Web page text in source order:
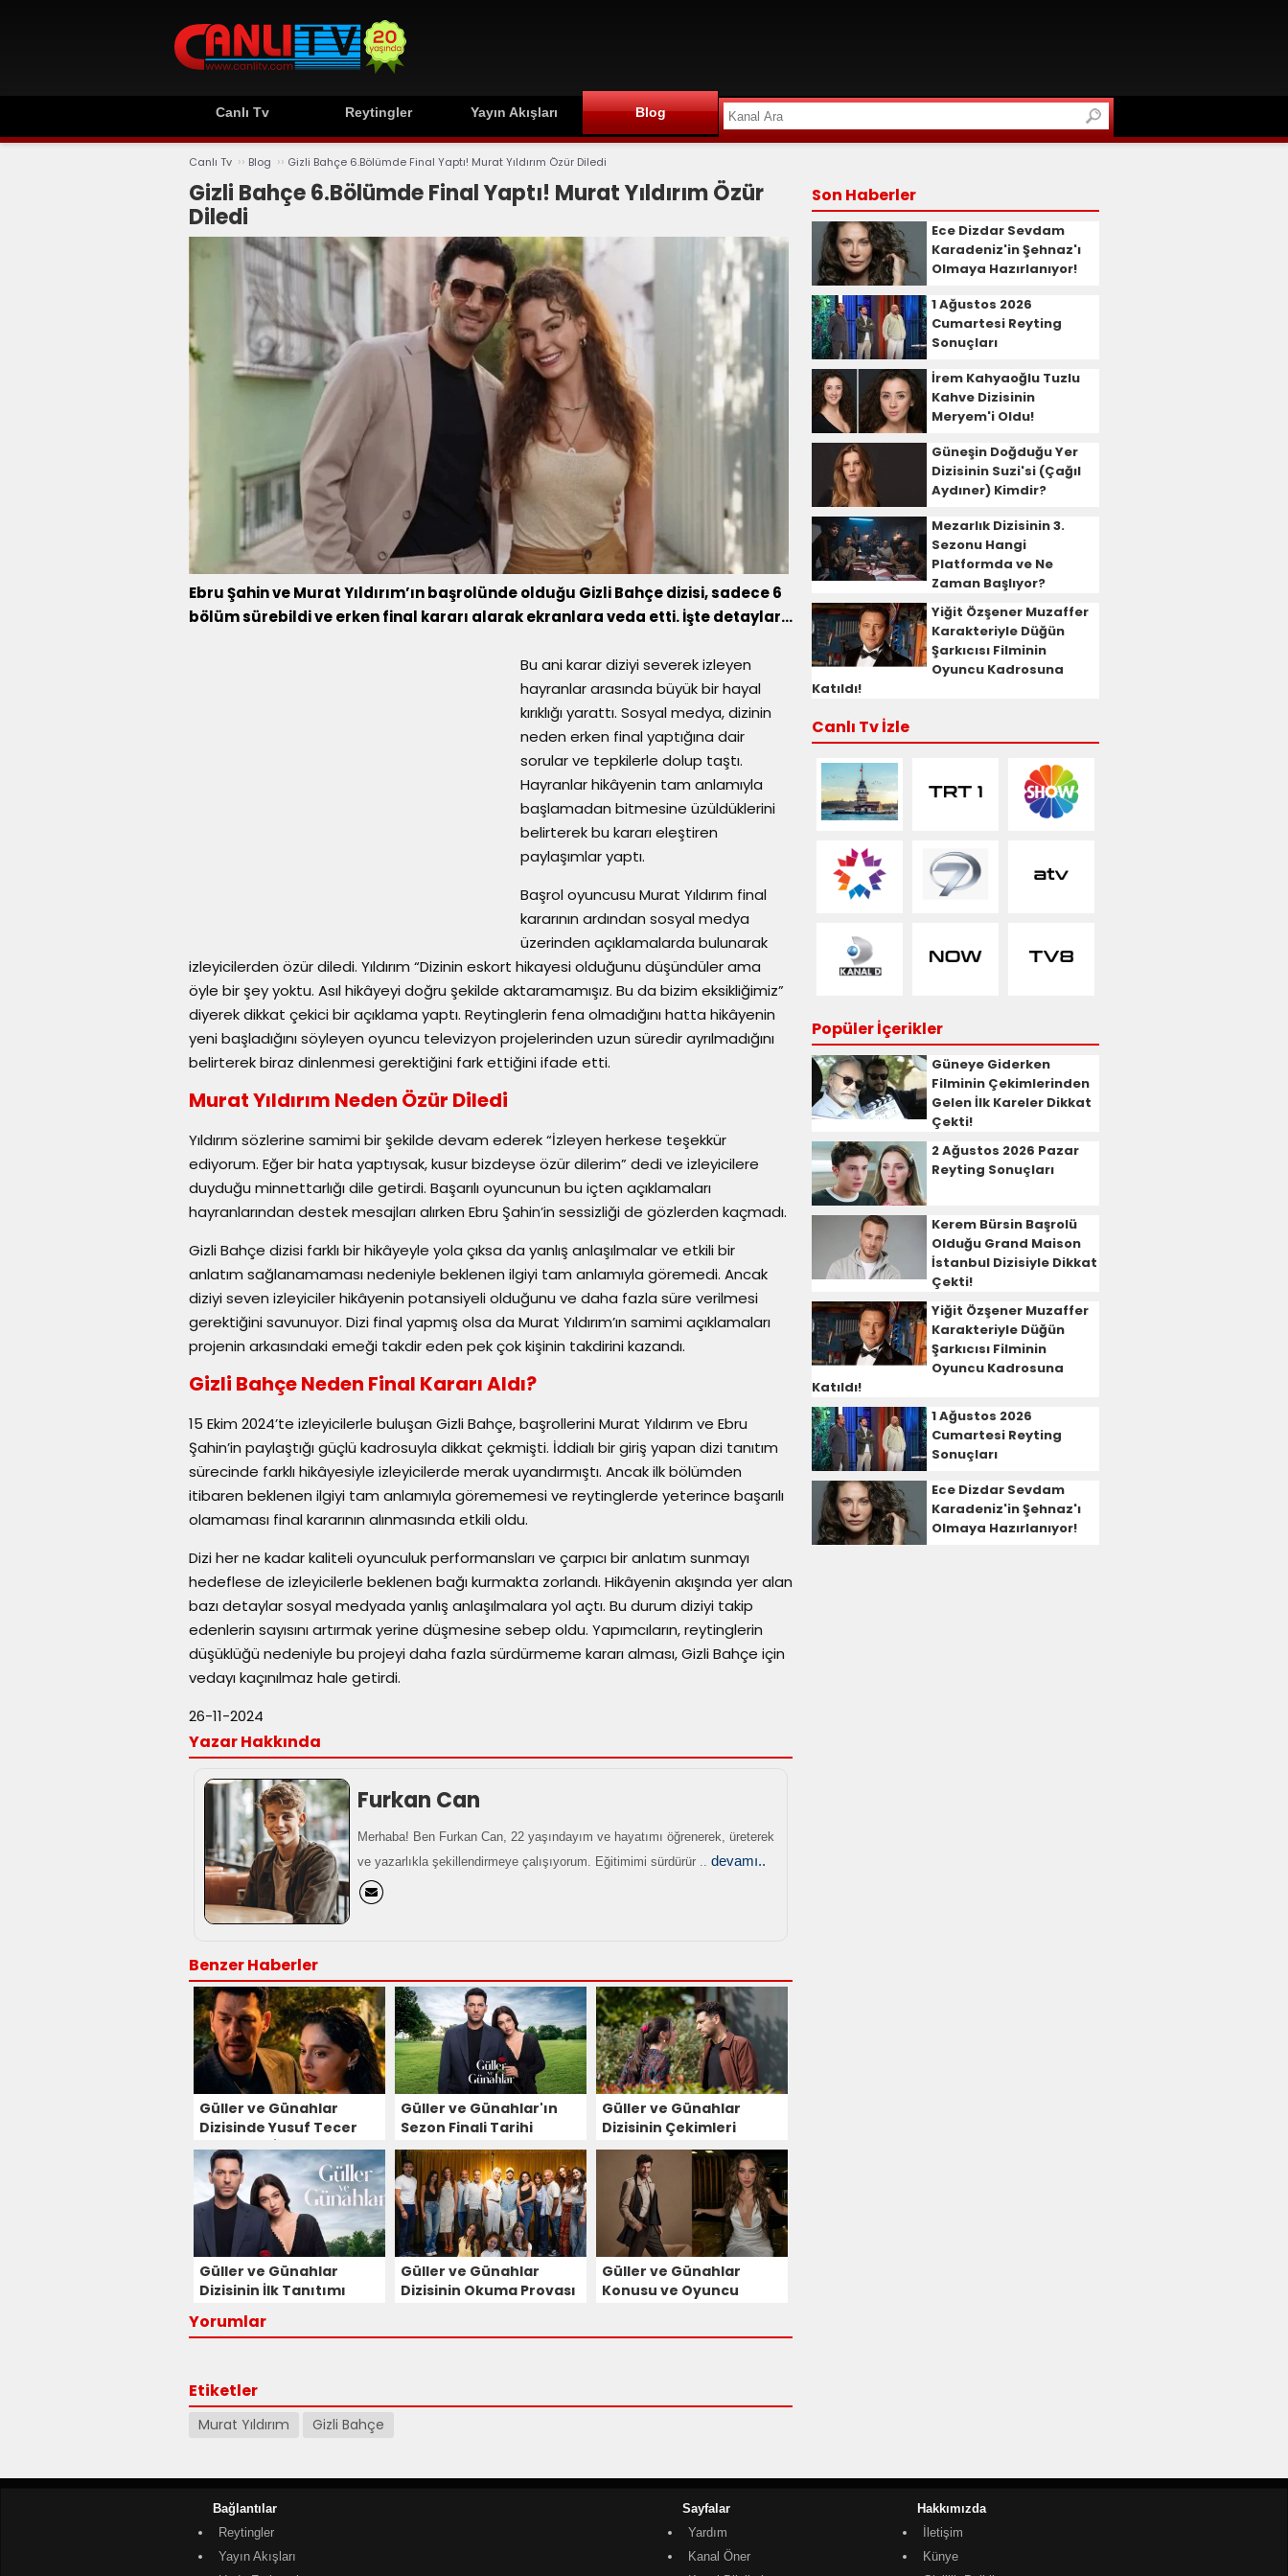
Canlı Tv Reytingler Yayın Akışları Blog
Canlı Tv ›› Blog ›› Gizli Bahçe 6.Bölümde Final Yaptı! Murat Yıldırım Özür Diledi
Gizli Bahçe 6.Bölümde Final Yaptı! Murat Yıldırım Özür
Diledi
Ebru Şahin ve Murat Yıldırım’ın başrolünde olduğu Gizli Bahçe dizisi, sadece 6
bölüm sürebildi ve erken final kararı alarak ekranlara veda etti. İşte detaylar...
Bu ani karar diziyi severek izleyen
hayranlar arasında büyük bir hayal
kırıklığı yarattı. Sosyal medya, dizinin
neden erken final yaptığına dair
sorular ve tepkilerle dolup taştı.
Hayranlar hikâyenin tam anlamıyla
başlamadan bitmesine üzüldüklerini
belirterek bu kararı eleştiren
paylaşımlar yaptı.
Başrol oyuncusu Murat Yıldırım final
kararının ardından sosyal medya
üzerinden açıklamalarda bulunarak
izleyicilerden özür diledi. Yıldırım “Dizinin eskort hikayesi olduğunu düşündüler ama
öyle bir şey yoktu. Asıl hikâyeyi doğru şekilde aktaramamışız. Bu da bizim eksikliğimiz”
diyerek dikkat çekici bir açıklama yaptı. Reytinglerin fena olmadığını hatta hikâyenin
yeni başladığını söyleyen oyuncu televizyon projelerinden uzun süredir ayrılmadığını
belirterek biraz dinlenmesi gerektiğini fark ettiğini ifade etti.
Murat Yıldırım Neden Özür Diledi
Yıldırım sözlerine samimi bir şekilde devam ederek “İzleyen herkese teşekkür
ediyorum. Eğer bir hata yaptıysak, kusur bizdeyse özür dilerim” dedi ve izleyicilere
duyduğu minnettarlığı dile getirdi. Başarılı oyuncunun bu içten açıklamaları
hayranlarından destek mesajları alırken Ebru Şahin’in sessizliği de gözlerden kaçmadı.
Gizli Bahçe dizisi farklı bir hikâyeyle yola çıksa da yanlış anlaşılmalar ve etkili bir
anlatım sağlanamaması nedeniyle beklenen ilgiyi tam anlamıyla göremedi. Ancak
diziyi seven izleyiciler hikâyenin potansiyeli olduğunu ve daha fazla süre verilmesi
gerektiğini savunuyor. Dizi final yapmış olsa da Murat Yıldırım’ın samimi açıklamaları
projenin arkasındaki emeği takdir eden pek çok kişinin takdirini kazandı.
Gizli Bahçe Neden Final Kararı Aldı?
15 Ekim 2024’te izleyicilerle buluşan Gizli Bahçe, başrollerini Murat Yıldırım ve Ebru
Şahin’in paylaştığı güçlü kadrosuyla dikkat çekmişti. İddialı bir giriş yapan dizi tanıtım
sürecinde farklı hikâyesiyle izleyicilerde merak uyandırmıştı. Ancak ilk bölümden
itibaren beklenen ilgiyi tam anlamıyla görememesi ve reytinglerde yeterince başarılı
olamaması final kararının alınmasında etkili oldu.
Dizi her ne kadar kaliteli oyunculuk performansları ve çarpıcı bir anlatım sunmayı
hedeflese de izleyicilerle beklenen bağı kurmakta zorlandı. Hikâyenin akışında yer alan
bazı detaylar sosyal medyada yanlış anlaşılmalara yol açtı. Bu durum diziyi takip
edenlerin sayısını artırmak yerine düşmesine sebep oldu. Yapımcıların, reytinglerin
düşüklüğü nedeniyle bu projeyi daha fazla sürdürmeme kararı alması, Gizli Bahçe için
vedayı kaçınılmaz hale getirdi.
26-11-2024
Yazar Hakkında
Furkan Can
Merhaba! Ben Furkan Can, 22 yaşındayım ve hayatımı öğrenerek, üreterek
ve yazarlıkla şekillendirmeye çalışıyorum. Eğitimimi sürdürür .. devamı..
Benzer Haberler
Güller ve Günahlar
Dizisinde Yusuf Tecer
Karakteri İçin
Görüşmeler Başladı!
Güller ve Günahlar'ın
Sezon Finali Tarihi
Açıklandı!
Güller ve Günahlar
Dizisinin Çekimleri
Nerede Yapılıyor?
Güller ve Günahlar
Dizisinin İlk Tanıtımı
Güller ve Günahlar
Dizisinin Okuma Provası
Güller ve Günahlar
Konusu ve Oyuncu
Yorumlar
Etiketler
Murat Yıldırım Gizli Bahçe
Son Haberler
Ece Dizdar Sevdam
Karadeniz'in Şehnaz'ı
Olmaya Hazırlanıyor!
1 Ağustos 2026
Cumartesi Reyting
Sonuçları
İrem Kahyaoğlu Tuzlu
Kahve Dizisinin
Meryem'i Oldu!
Güneşin Doğduğu Yer
Dizisinin Suzi'si (Çağıl
Aydıner) Kimdir?
Mezarlık Dizisinin 3.
Sezonu Hangi
Platformda ve Ne
Zaman Başlıyor?
Yiğit Özşener Muzaffer
Karakteriyle Düğün
Şarkıcısı Filminin
Oyuncu Kadrosuna
Katıldı!
Canlı Tv İzle
Popüler İçerikler
Güneye Giderken
Filminin Çekimlerinden
Gelen İlk Kareler Dikkat
Çekti!
2 Ağustos 2026 Pazar
Reyting Sonuçları
Kerem Bürsin Başrolü
Olduğu Grand Maison
İstanbul Dizisiyle Dikkat
Çekti!
Yiğit Özşener Muzaffer
Karakteriyle Düğün
Şarkıcısı Filminin
Oyuncu Kadrosuna
Katıldı!
1 Ağustos 2026
Cumartesi Reyting
Sonuçları
Ece Dizdar Sevdam
Karadeniz'in Şehnaz'ı
Olmaya Hazırlanıyor!
Bağlantılar
Reytingler
Yayın Akışları
Sayfalar
Yardım
Kanal Öner
Hakkımızda
İletişim
Künye